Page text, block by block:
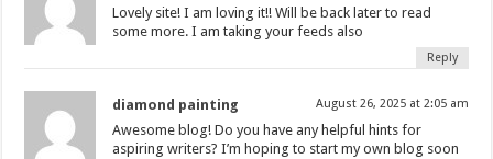
Lovely site! I am loving it!! Will be back later to read
some more. I am taking your feeds also
Reply
diamond painting August 26, 2025 at 2:05 am
Awesome blog! Do you have any helpful hints for
aspiring writers? I’m hoping to start my own blog soon